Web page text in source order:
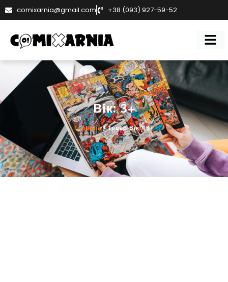
comixarnia@gmail.com +38 (093) 927-59-52
Вік: 3+
Головна/ Товар Вік / 3+